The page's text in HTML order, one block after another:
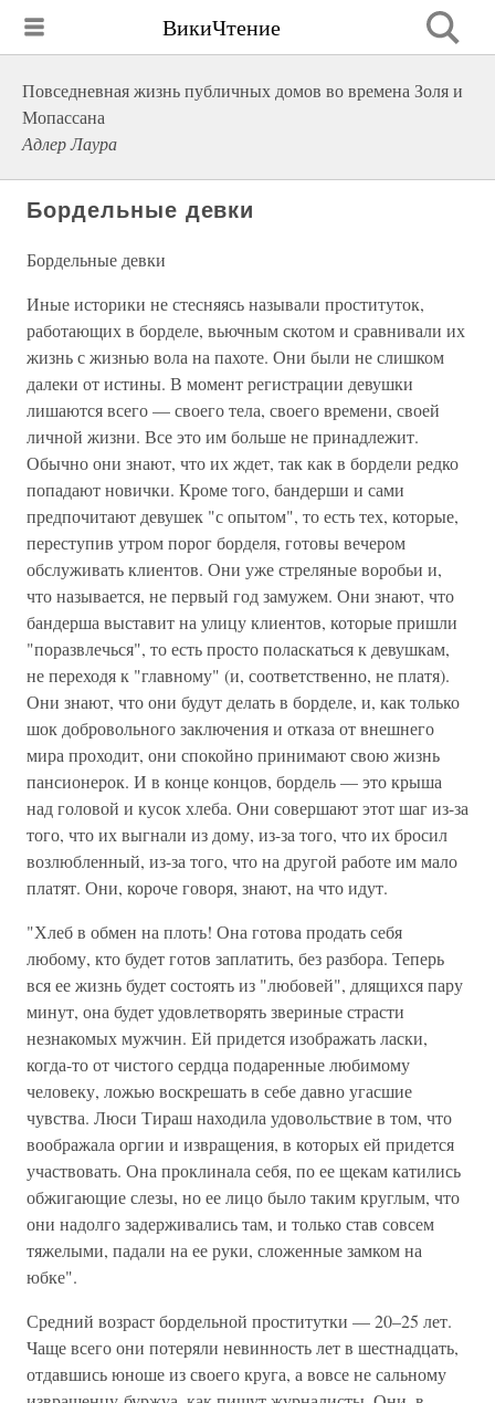
ВикиЧтение
Повседневная жизнь публичных домов во времена Золя и
Мопассана
Адлер Лаура
Бордельные девки
Бордельные девки
Иные историки не стесняясь называли проституток,
работающих в борделе, вьючным скотом и сравнивали их
жизнь с жизнью вола на пахоте. Они были не слишком
далеки от истины. В момент регистрации девушки
лишаются всего — своего тела, своего времени, своей
личной жизни. Все это им больше не принадлежит.
Обычно они знают, что их ждет, так как в бордели редко
попадают новички. Кроме того, бандерши и сами
предпочитают девушек "с опытом", то есть тех, которые,
переступив утром порог борделя, готовы вечером
обслуживать клиентов. Они уже стреляные воробьи и,
что называется, не первый год замужем. Они знают, что
бандерша выставит на улицу клиентов, которые пришли
"поразвлечься", то есть просто поласкаться к девушкам,
не переходя к "главному" (и, соответственно, не платя).
Они знают, что они будут делать в борделе, и, как только
шок добровольного заключения и отказа от внешнего
мира проходит, они спокойно принимают свою жизнь
пансионерок. И в конце концов, бордель — это крыша
над головой и кусок хлеба. Они совершают этот шаг из-за
того, что их выгнали из дому, из-за того, что их бросил
возлюбленный, из-за того, что на другой работе им мало
платят. Они, короче говоря, знают, на что идут.
"Хлеб в обмен на плоть! Она готова продать себя
любому, кто будет готов заплатить, без разбора. Теперь
вся ее жизнь будет состоять из "любовей", длящихся пару
минут, она будет удовлетворять звериные страсти
незнакомых мужчин. Ей придется изображать ласки,
когда-то от чистого сердца подаренные любимому
человеку, ложью воскрешать в себе давно угасшие
чувства. Люси Тираш находила удовольствие в том, что
воображала оргии и извращения, в которых ей придется
участвовать. Она проклинала себя, по ее щекам катились
обжигающие слезы, но ее лицо было таким круглым, что
они надолго задерживались там, и только став совсем
тяжелыми, падали на ее руки, сложенные замком на
юбке".
Средний возраст бордельной проститутки — 20–25 лет.
Чаще всего они потеряли невинность лет в шестнадцать,
отдавшись юноше из своего круга, а вовсе не сальному